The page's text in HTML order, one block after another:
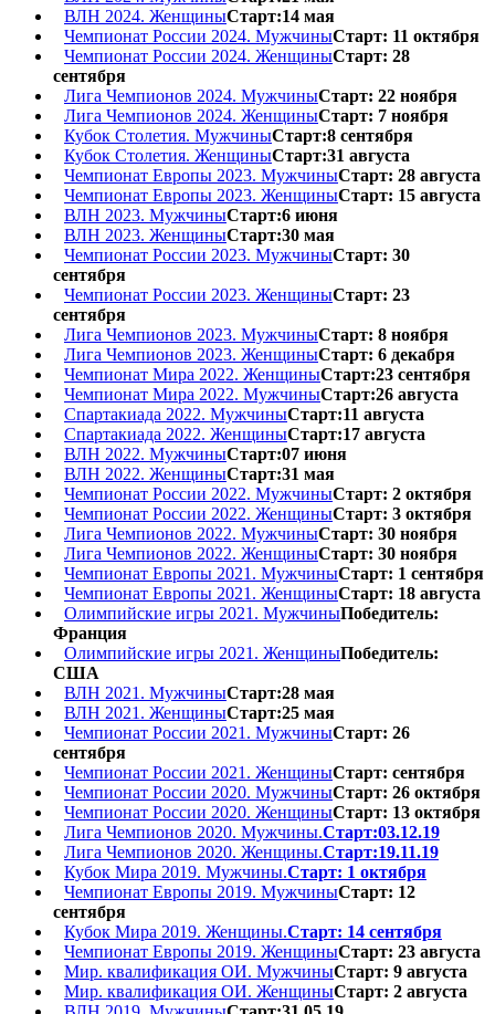
ВЛН 2024. ЖенщиныСтарт:14 мая
Чемпионат России 2024. МужчиныСтарт: 11 октября
Чемпионат России 2024. ЖенщиныСтарт: 28
сентября
Лига Чемпионов 2024. МужчиныСтарт: 22 ноября
Лига Чемпионов 2024. ЖенщиныСтарт: 7 ноября
Кубок Столетия. МужчиныСтарт:8 сентября
Кубок Столетия. ЖенщиныСтарт:31 августа
Чемпионат Европы 2023. МужчиныСтарт: 28 августа
Чемпионат Европы 2023. ЖенщиныСтарт: 15 августа
ВЛН 2023. МужчиныСтарт:6 июня
ВЛН 2023. ЖенщиныСтарт:30 мая
Чемпионат России 2023. МужчиныСтарт: 30
сентября
Чемпионат России 2023. ЖенщиныСтарт: 23
сентября
Лига Чемпионов 2023. МужчиныСтарт: 8 ноября
Лига Чемпионов 2023. ЖенщиныСтарт: 6 декабря
Чемпионат Мира 2022. ЖенщиныСтарт:23 сентября
Чемпионат Мира 2022. МужчиныСтарт:26 августа
Спартакиада 2022. МужчиныСтарт:11 августа
Спартакиада 2022. ЖенщиныСтарт:17 августа
ВЛН 2022. МужчиныСтарт:07 июня
ВЛН 2022. ЖенщиныСтарт:31 мая
Чемпионат России 2022. МужчиныСтарт: 2 октября
Чемпионат России 2022. ЖенщиныСтарт: 3 октября
Лига Чемпионов 2022. МужчиныСтарт: 30 ноября
Лига Чемпионов 2022. ЖенщиныСтарт: 30 ноября
Чемпионат Европы 2021. МужчиныСтарт: 1 сентября
Чемпионат Европы 2021. ЖенщиныСтарт: 18 августа
Олимпийские игры 2021. МужчиныПобедитель:
Франция
Олимпийские игры 2021. ЖенщиныПобедитель:
США
ВЛН 2021. МужчиныСтарт:28 мая
ВЛН 2021. ЖенщиныСтарт:25 мая
Чемпионат России 2021. МужчиныСтарт: 26
сентября
Чемпионат России 2021. ЖенщиныСтарт: сентября
Чемпионат России 2020. МужчиныСтарт: 26 октября
Чемпионат России 2020. ЖенщиныСтарт: 13 октября
Лига Чемпионов 2020. Мужчины.Старт:03.12.19
Лига Чемпионов 2020. Женщины.Старт:19.11.19
Кубок Мира 2019. Мужчины.Старт: 1 октября
Чемпионат Европы 2019. МужчиныСтарт: 12
сентября
Кубок Мира 2019. Женщины.Старт: 14 сентября
Чемпионат Европы 2019. ЖенщиныСтарт: 23 августа
Мир. квалификация ОИ. МужчиныСтарт: 9 августа
Мир. квалификация ОИ. ЖенщиныСтарт: 2 августа